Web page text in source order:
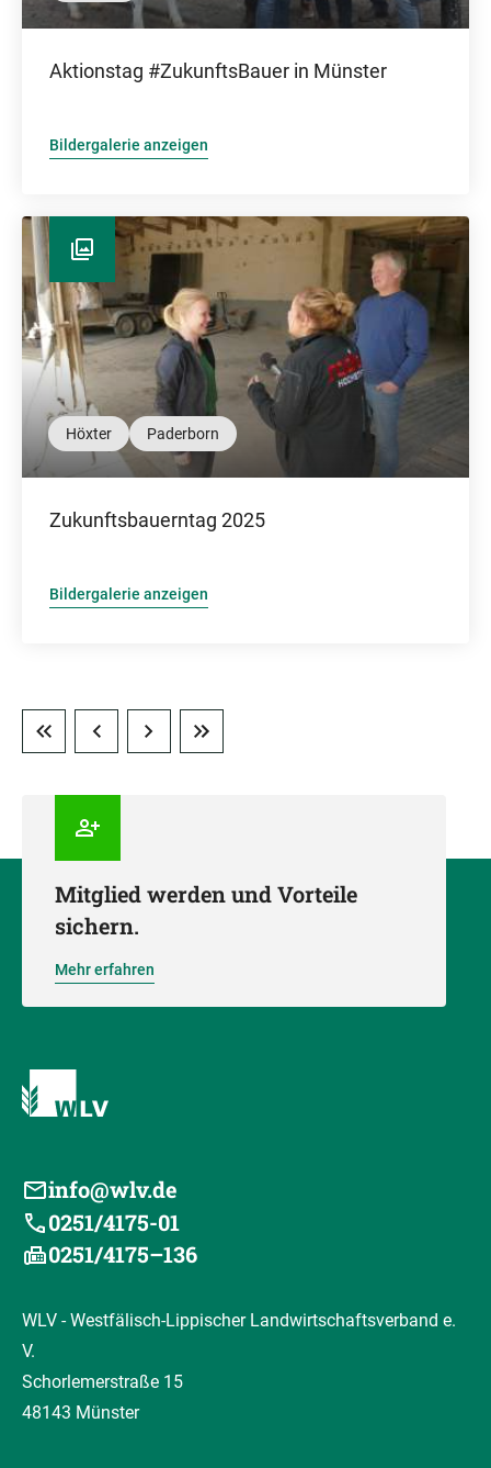
Aktionstag #ZukunftsBauer in Münster
Bildergalerie anzeigen
Höxter Paderborn
Zukunftsbauerntag 2025
Bildergalerie anzeigen
Mitglied werden und Vorteile
sichern.
Mehr erfahren
info@wlv.de
0251/4175-01
0251/4175–136
WLV - Westfälisch-Lippischer Landwirtschaftsverband e.
V.
Schorlemerstraße 15
48143 Münster